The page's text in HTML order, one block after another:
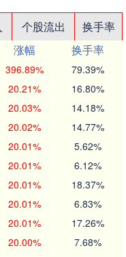
个股流出
换手率
涨幅
换手率
396.89% 79.39%
20.21% 16.80%
20.03% 14.18%
20.02% 14.77%
20.01% 5.62%
20.01% 6.12%
20.01% 18.37%
20.01% 6.83%
20.01% 17.26%
20.00% 7.68%